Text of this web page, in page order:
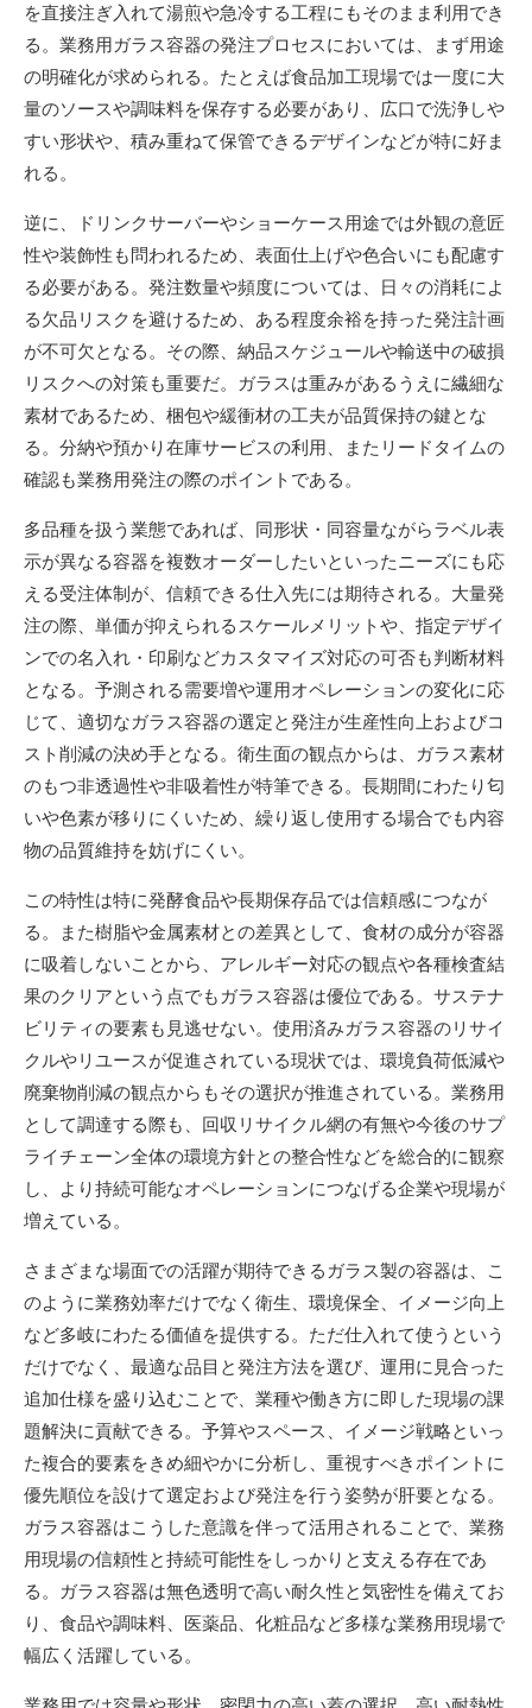
を直接注ぎ入れて湯煎や急冷する工程にもそのまま利用でき
る。業務用ガラス容器の発注プロセスにおいては、まず用途
の明確化が求められる。たとえば食品加工現場では一度に大
量のソースや調味料を保存する必要があり、広口で洗浄しや
すい形状や、積み重ねて保管できるデザインなどが特に好ま
れる。
逆に、ドリンクサーバーやショーケース用途では外観の意匠
性や装飾性も問われるため、表面仕上げや色合いにも配慮す
る必要がある。発注数量や頻度については、日々の消耗によ
る欠品リスクを避けるため、ある程度余裕を持った発注計画
が不可欠となる。その際、納品スケジュールや輸送中の破損
リスクへの対策も重要だ。ガラスは重みがあるうえに繊細な
素材であるため、梱包や緩衝材の工夫が品質保持の鍵とな
る。分納や預かり在庫サービスの利用、またリードタイムの
確認も業務用発注の際のポイントである。
多品種を扱う業態であれば、同形状・同容量ながらラベル表
示が異なる容器を複数オーダーしたいといったニーズにも応
える受注体制が、信頼できる仕入先には期待される。大量発
注の際、単価が抑えられるスケールメリットや、指定デザイ
ンでの名入れ・印刷などカスタマイズ対応の可否も判断材料
となる。予測される需要増や運用オペレーションの変化に応
じて、適切なガラス容器の選定と発注が生産性向上およびコ
スト削減の決め手となる。衛生面の観点からは、ガラス素材
のもつ非透過性や非吸着性が特筆できる。長期間にわたり匂
いや色素が移りにくいため、繰り返し使用する場合でも内容
物の品質維持を妨げにくい。
この特性は特に発酵食品や長期保存品では信頼感につなが
る。また樹脂や金属素材との差異として、食材の成分が容器
に吸着しないことから、アレルギー対応の観点や各種検査結
果のクリアという点でもガラス容器は優位である。サステナ
ビリティの要素も見逃せない。使用済みガラス容器のリサイ
クルやリユースが促進されている現状では、環境負荷低減や
廃棄物削減の観点からもその選択が推進されている。業務用
として調達する際も、回収リサイクル網の有無や今後のサプ
ライチェーン全体の環境方針との整合性などを総合的に観察
し、より持続可能なオペレーションにつなげる企業や現場が
増えている。
さまざまな場面での活躍が期待できるガラス製の容器は、こ
のように業務効率だけでなく衛生、環境保全、イメージ向上
など多岐にわたる価値を提供する。ただ仕入れて使うという
だけでなく、最適な品目と発注方法を選び、運用に見合った
追加仕様を盛り込むことで、業種や働き方に即した現場の課
題解決に貢献できる。予算やスペース、イメージ戦略といっ
た複合的要素をきめ細やかに分析し、重視すべきポイントに
優先順位を設けて選定および発注を行う姿勢が肝要となる。
ガラス容器はこうした意識を伴って活用されることで、業務
用現場の信頼性と持続可能性をしっかりと支える存在であ
る。ガラス容器は無色透明で高い耐久性と気密性を備えてお
り、食品や調味料、医薬品、化粧品など多様な業務用現場で
幅広く活躍している。